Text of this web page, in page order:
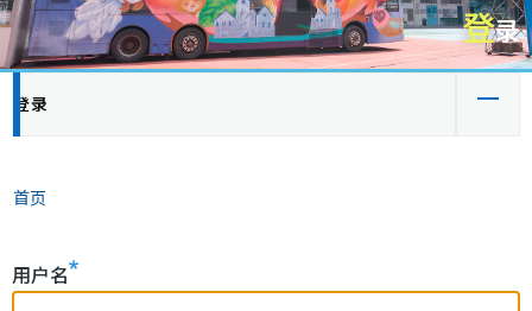
登录
主
标
登录
（活
面
包
屑
首页
用户名